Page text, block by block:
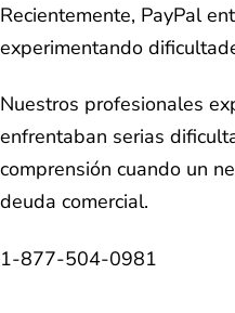
Recientemente, PayPal
experimentando
Nuestros profesionales
enfrentaban serias
comprensión cuando un
deuda comercial.
1-877-504-0981